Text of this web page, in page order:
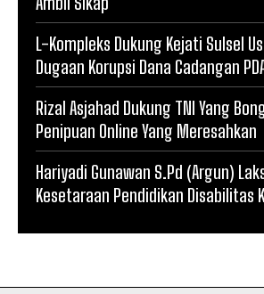
L-Kompleks Dukung Kejati Sulsel
Dugaan Korupsi Dana Cadangan
Rizal Asjahad Dukung TNI Yang
Penipuan Online Yang Meresahkan
Hariyadi Gunawan S.Pd (Argun)
Kesetaraan Pendidikan Disabilitas